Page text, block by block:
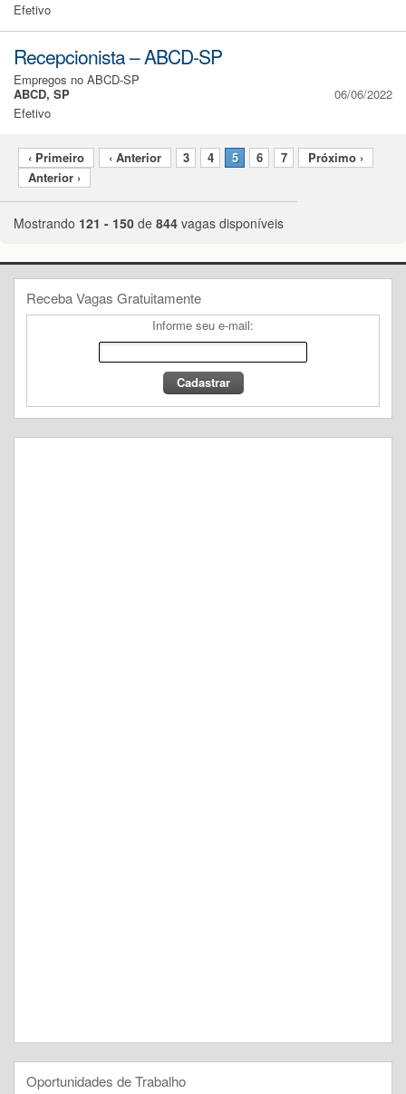
Efetivo
Recepcionista – ABCD-SP
Empregos no ABCD-SP
ABCD, SP
Efetivo
06/06/2022
‹ Primeiro ‹ Anterior 3 4 5 6 7
Próximo ›
Anterior ›
Mostrando 121 - 150 de 844 vagas disponíveis
Receba Vagas Gratuitamente
Informe seu e-mail:
Oportunidades de Trabalho